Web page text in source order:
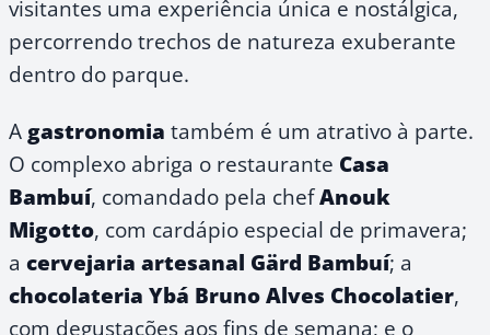
visitantes uma experiência única e nostálgica,
percorrendo trechos de natureza exuberante
dentro do parque.
A gastronomia também é um atrativo à parte.
O complexo abriga o restaurante Casa
Bambuí, comandado pela chefAnouk
Migotto, com cardápio especial de primavera;
a cervejaria artesanal Gärd Bambuí; a
chocolateria Ybá Bruno Alves Chocolatier,
com degustações aos fins de semana; e o